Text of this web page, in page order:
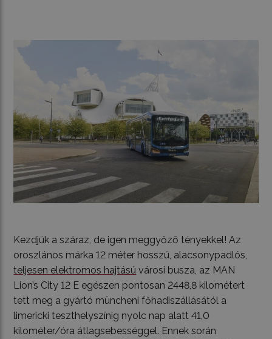
Kezdjük a száraz, de igen meggyőző tényekkel! Az
oroszlános márka 12 méter hosszú, alacsonypadlós,
teljesen elektromos hajtású városi busza, az MAN
Lion’s City 12 E egészen pontosan 2448,8 kilométert
tett meg a gyártó müncheni főhadiszállásától a
limericki teszthelyszínig nyolc nap alatt 41,0
kilométer/óra átlagsebességgel. Ennek során